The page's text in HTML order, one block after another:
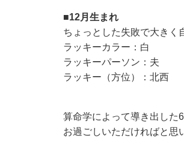
■12月生まれ
ちょっとした失敗で大きく
ラッキーカラー：白
ラッキーパーソン：夫
ラッキー（方位）：北西
算命学によって導き出した
お過ごしいただければと思